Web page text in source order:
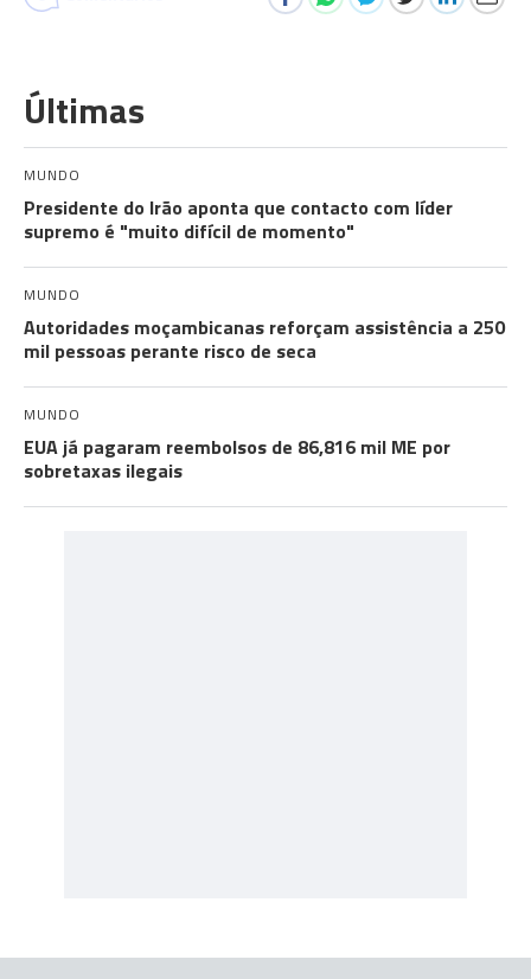
Últimas
MUNDO
Presidente do Irão aponta que contacto com líder
supremo é "muito difícil de momento"
MUNDO
Autoridades moçambicanas reforçam assistência a 250
mil pessoas perante risco de seca
MUNDO
EUA já pagaram reembolsos de 86,816 mil ME por
sobretaxas ilegais